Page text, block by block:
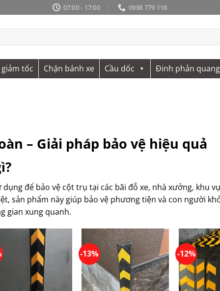
07:00 - 17:00 0938 779 118
giảm tốc Chặn bánh xe Cầu dốc Đinh phản quang
– Giải pháp bảo vệ hiệu quả
để bảo vệ cột trụ tại các bãi đỗ xe, nhà xưởng, khu
sản phẩm này giúp bảo vệ phương tiện và con người
gian xung quanh.
-13% -12%